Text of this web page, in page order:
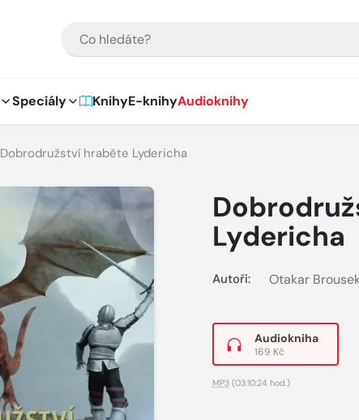
Speciály KnihyE-knihyAudioknihy
Dobrodružství hraběte Lydericha
Lydericha
Autoři: Otakar
Audiokniha
169 Kč
MP3(03:10:24 hod.)